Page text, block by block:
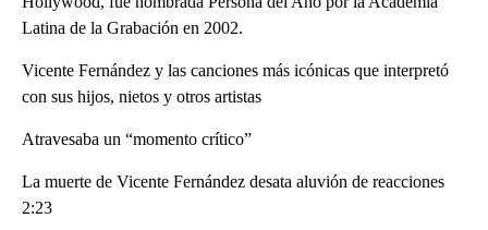
Latina de la Grabación en 2002.
Vicente Fernández y las canciones más icónicas que interpretó
con sus hijos, nietos y otros artistas
Atravesaba un “momento crítico”
La muerte de Vicente Fernández desata aluvión de reacciones
2:23